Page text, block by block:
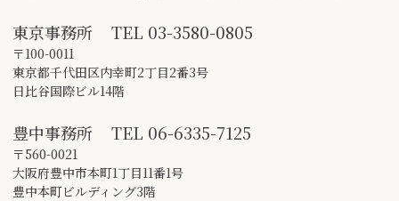
東京事務所 TEL 03-3580-0805
〒100-0011
東京都千代田区内幸町2丁目2番3号
日比谷国際ビル14階
豊中事務所 TEL 06-6335-7125
〒560-0021
大阪府豊中市本町1丁目11番1号
豊中本町ビルディング3階